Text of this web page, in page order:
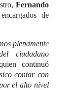
Fernando
de
plenamente
ciudadano
continuó
contar con
el alto nivel